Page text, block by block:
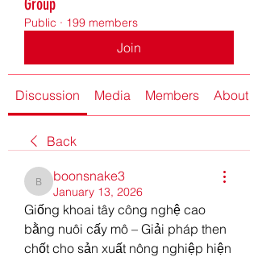
Public · 199 members
Join
Discussion Media Members About
Back
boonsnake3
boonsnake3
January 13, 2026
Giống khoai tây công nghệ cao
bằng nuôi cấy mô – Giải pháp then
chốt cho sản xuất nông nghiệp hiện